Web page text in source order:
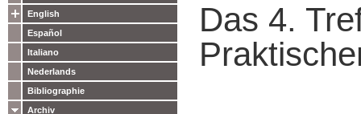
English
Español
Italiano
Nederlands
Bibliographie
Archiv
Das 4.